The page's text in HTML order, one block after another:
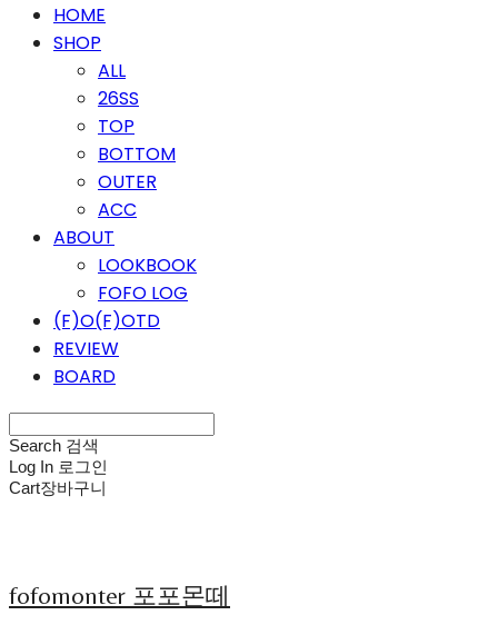
HOME
SHOP
ALL
26SS
TOP
BOTTOM
OUTER
ACC
ABOUT
LOOKBOOK
FOFO LOG
(F)O(F)OTD
REVIEW
BOARD
Search 검색
Log In 로그인
Cart장바구니
fofomonter 포포몬떼